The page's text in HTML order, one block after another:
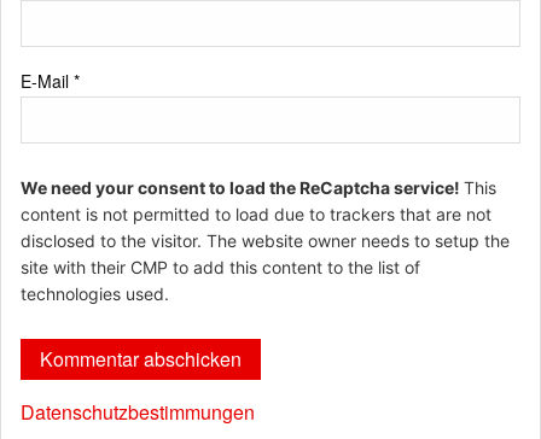
E-Mail *
We need your consent to load the ReCaptcha service! This
content is not permitted to load due to trackers that are not
disclosed to the visitor. The website owner needs to setup the
site with their CMP to add this content to the list of
technologies used.
Datenschutzbestimmungen